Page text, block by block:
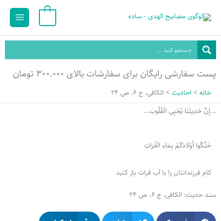
محتوا
Main
پست سفارشی رایگان برای سفارشات بالای ۳۰۰.۰۰۰ تومان
خانه احادیث
الکافی، ج 6، ص 24
...إِنَّ حَدِيثَنٰا یُحْیِی الْقُلُوبَ...
حَنِّکُوا أَوْلَادَکُمْ بِمَاءِ الْفُرَاتِ
کام فرزندانتان را با آب فرات باز کنید
سند حدیث: الکافی، ج 6، ص 24